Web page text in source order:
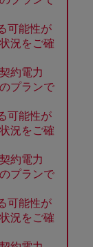
可能性が
況をご確
約電力
プランで
可能性が
況をご確
約電力
プランで
可能性が
況をご確